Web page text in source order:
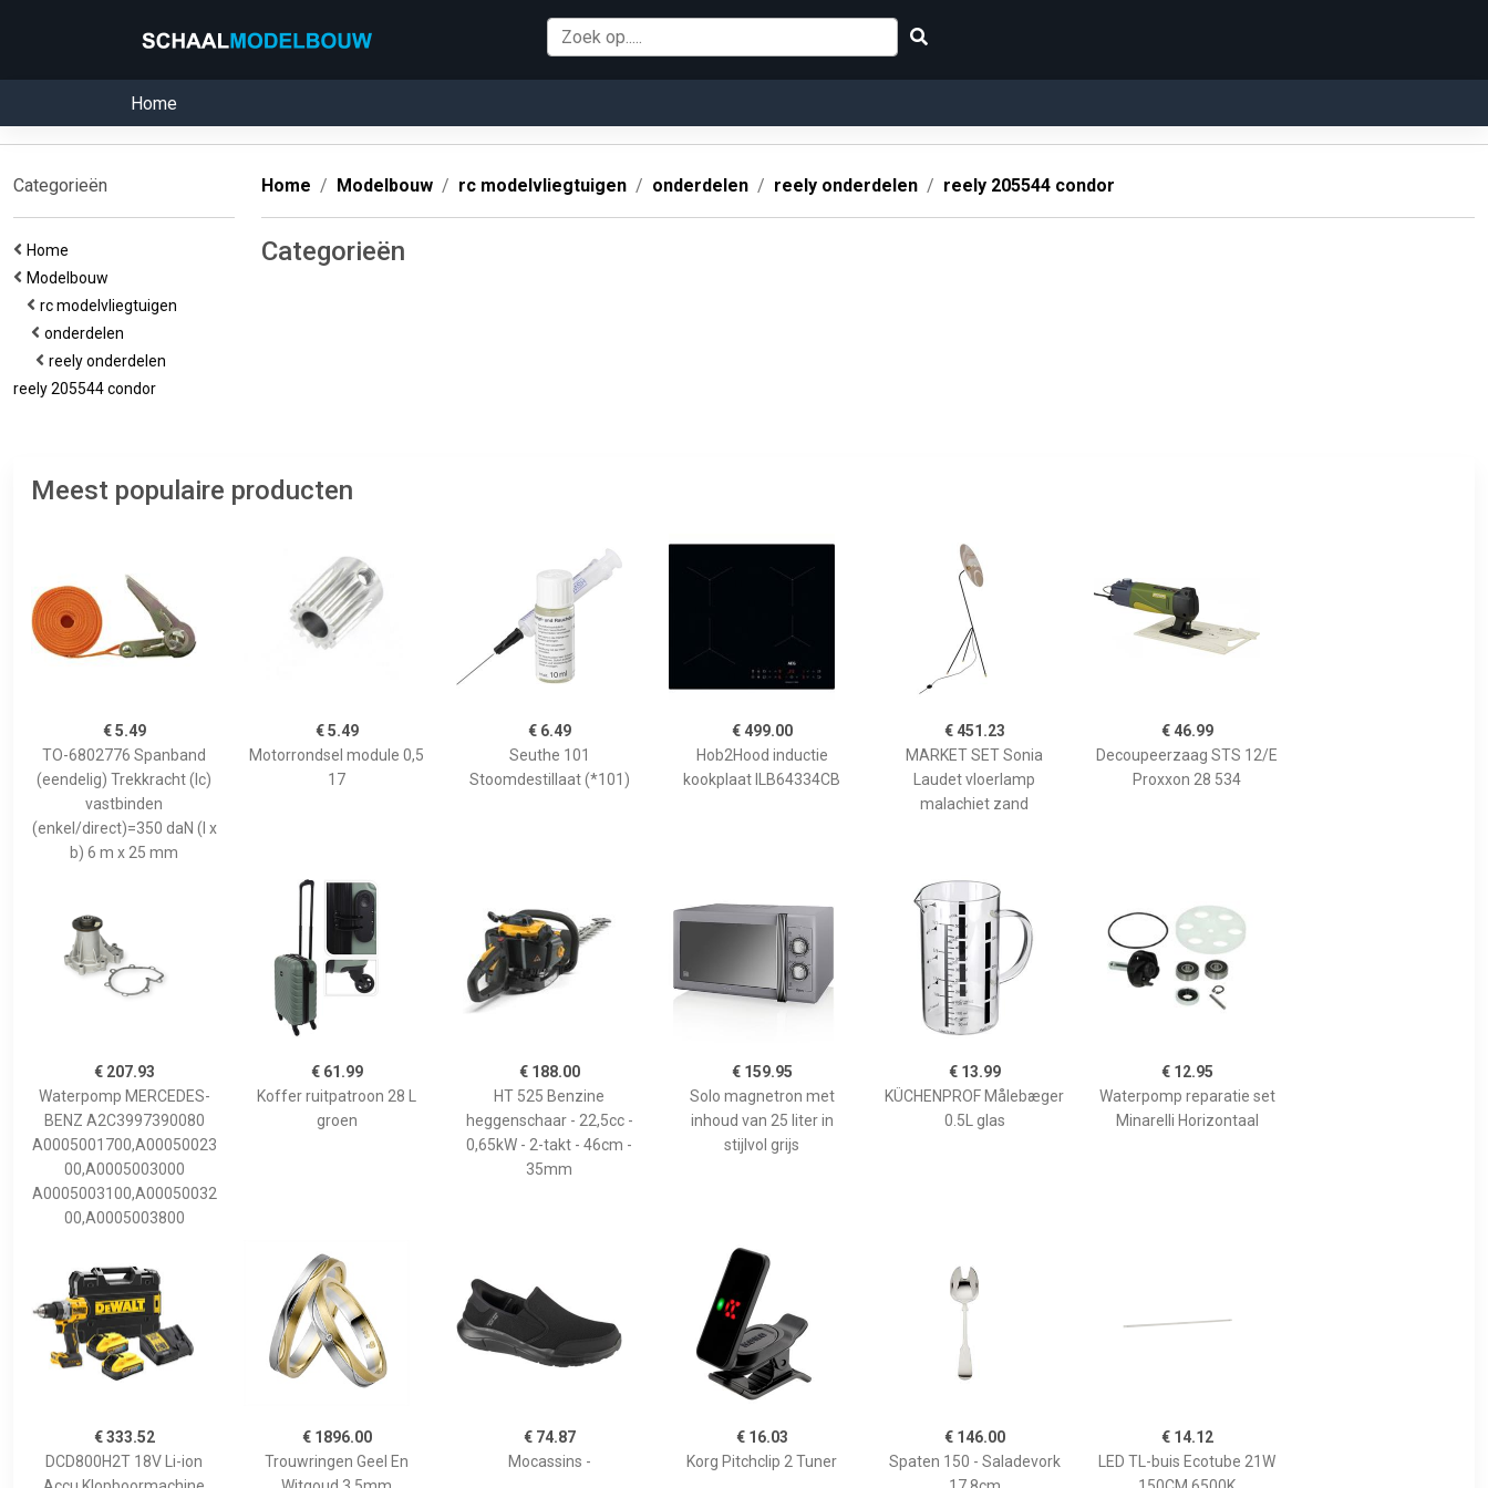
Home
Categorieën
Home
Modelbouw
rc modelvliegtuigen
onderdelen
reely onderdelen
reely 205544 condor
Home Modelbouw rc modelvliegtuigen onderdelen reely onderdelen reely 205544 condor
Categorieën
Meest populaire producten
€ 5.49
TO-6802776 Spanband
(eendelig) Trekkracht (lc)
vastbinden
(enkel/direct)=350 daN (l x
b) 6 m x 25 mm
€ 5.49
Motorrondsel module 0,5
17
€ 6.49
Seuthe 101
Stoomdestillaat (*101)
€ 499.00
Hob2Hood inductie
kookplaat ILB64334CB
€ 451.23
MARKET SET Sonia
Laudet vloerlamp
malachiet zand
€ 46.99
Decoupeerzaag STS 12/E
Proxxon 28 534
€ 207.93
Waterpomp MERCEDES-
BENZ A2C3997390080
A0005001700,A00050023
00,A0005003000
A0005003100,A00050032
00,A0005003800
€ 61.99
Koffer ruitpatroon 28 L
groen
€ 188.00
HT 525 Benzine
heggenschaar - 22,5cc -
0,65kW - 2-takt - 46cm -
35mm
€ 159.95
Solo magnetron met
inhoud van 25 liter in
stijlvol grijs
€ 13.99
KÜCHENPROF Målebæger
0.5L glas
€ 12.95
Waterpomp reparatie set
Minarelli Horizontaal
€ 333.52
DCD800H2T 18V Li-ion
€ 1896.00
Trouwringen Geel En
€ 74.87
Mocassins -
€ 16.03
Korg Pitchclip 2 Tuner
€ 146.00
Spaten 150 - Saladevork
€ 14.12
LED TL-buis Ecotube 21W